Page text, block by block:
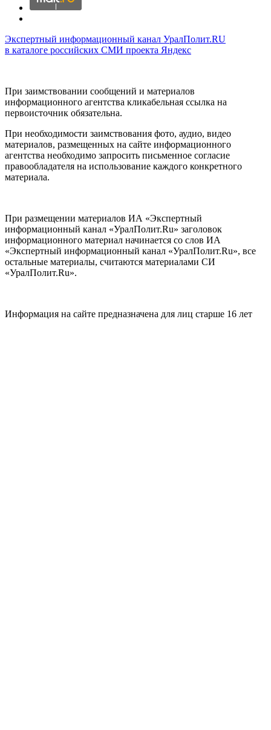
Экспертный информационный канал УралПолит.RU
в каталоге российских СМИ проекта Яндекс
При заимствовании сообщений и материалов
информационного агентства кликабельная ссылка на
первоисточник обязательна.
При необходимости заимствования фото, аудио, видео
материалов, размещенных на сайте информационного
агентства необходимо запросить письменное согласие
правообладателя на использование каждого конкретного
материала.
При размещении материалов ИА «Экспертный
информационный канал «УралПолит.Ru» заголовок
информационного материал начинается со слов ИА
«Экспертный информационный канал «УралПолит.Ru», все
остальные материалы, считаются материалами СИ
«УралПолит.Ru».
Информация на сайте предназначена для лиц старше 16 лет